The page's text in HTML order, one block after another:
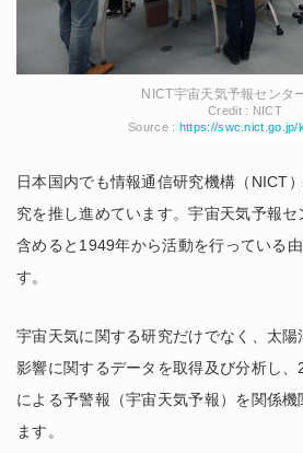
NICT宇宙天気予報センタ
Credit : NICT
Source : https://swc.nict.go.jp/
日本国内でも情報通信研究機構（NICT
究を推し進めています。宇宙天気予報
含めると1949年から活動を行っている
す。
宇宙天気に関する研究だけでなく、太
影響に関するデータを取得及び分析し
による予警報（宇宙天気予報）を関係
ます。